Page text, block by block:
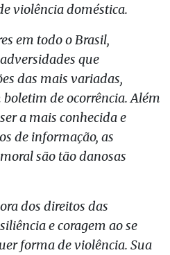
violência doméstica.
em todo o Brasil,
que
das mais variadas,
de ocorrência. Além
a mais conhecida e
de informação, as
são tão danosas
dos direitos das
e coragem ao se
forma de violência. Sua